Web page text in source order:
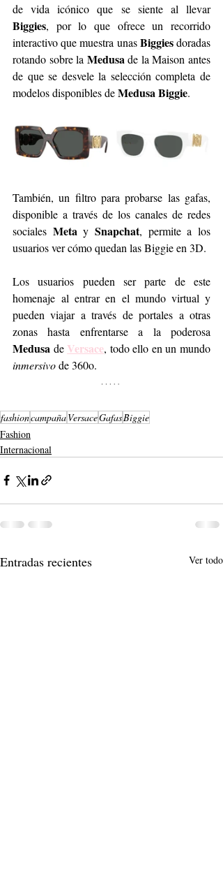
de vida icónico que se siente al llevar
Biggies, por lo que ofrece un recorrido
interactivo que muestra unas Biggies doradas
rotando sobre la Medusa de la Maison antes
de que se desvele la selección completa de
modelos disponibles de Medusa Biggie.
También, un filtro para probarse las gafas,
disponible a través de los canales de redes
sociales Meta y Snapchat, permite a los
usuarios ver cómo quedan las Biggie en 3D.
Los usuarios pueden ser parte de este
homenaje al entrar en el mundo virtual y
pueden viajar a través de portales a otras
Medusa de Versace
inmersivo de 360o.
fashioncampañaVersaceGafasBiggie
Fashion
Internacional
Entradas recientes Ver todo